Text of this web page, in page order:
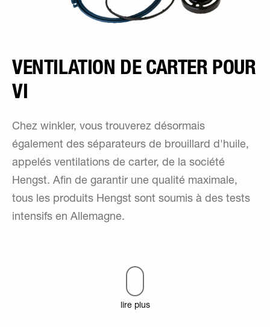
VENTILATION DE CARTER POUR
VI
Chez winkler, vous trouverez désormais
également des séparateurs de brouillard d'huile,
appelés ventilations de carter, de la société
Hengst. Afin de garantir une qualité maximale,
tous les produits Hengst sont soumis à des tests
intensifs en Allemagne.
lire plus